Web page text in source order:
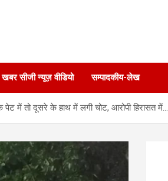
खबर सीजी न्यूज़ वीडियो सम्पादकीय-लेख
में तो दूसरे के हाथ में लगी चोट, आरोपी हिरासत में…